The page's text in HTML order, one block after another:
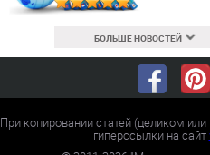
БОЛЬШЕ НОВОСТЕЙ
При копировании статей (целиком
гиперссылки на сайт